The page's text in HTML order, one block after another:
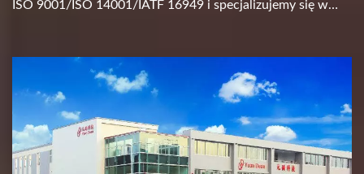
ISO 9001/ISO 14001/IATF 16949 i specjalizujemy się w